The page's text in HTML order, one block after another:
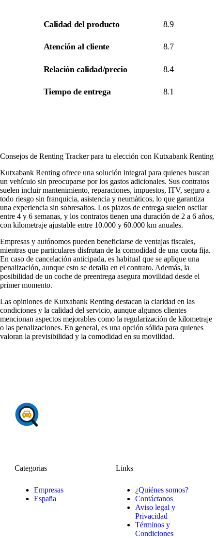
Calidad del producto 8.9
Atención al cliente 8.7
Relación calidad/precio 8.4
Tiempo de entrega 8.1
Consejos de Renting Tracker para tu elección con Kutxabank Renting
Kutxabank Renting ofrece una solución integral para quienes buscan
un vehículo sin preocuparse por los gastos adicionales. Sus contratos
suelen incluir mantenimiento, reparaciones, impuestos, ITV, seguro a
todo riesgo sin franquicia, asistencia y neumáticos, lo que garantiza
una experiencia sin sobresaltos. Los plazos de entrega suelen oscilar
entre 4 y 6 semanas, y los contratos tienen una duración de 2 a 6 años,
con kilometraje ajustable entre 10.000 y 60.000 km anuales.
Empresas y autónomos pueden beneficiarse de ventajas fiscales,
mientras que particulares disfrutan de la comodidad de una cuota fija.
En caso de cancelación anticipada, es habitual que se aplique una
penalización, aunque esto se detalla en el contrato. Además, la
posibilidad de un coche de preentrega asegura movilidad desde el
primer momento.
Las opiniones de Kutxabank Renting destacan la claridad en las
condiciones y la calidad del servicio, aunque algunos clientes
mencionan aspectos mejorables como la regularización de kilometraje
o las penalizaciones. En general, es una opción sólida para quienes
valoran la previsibilidad y la comodidad en su movilidad.
Categorias
Empresas
España
Links
¿Quiénes somos?
Contáctanos
Aviso legal y
Privacidad
Términos y
Condiciones